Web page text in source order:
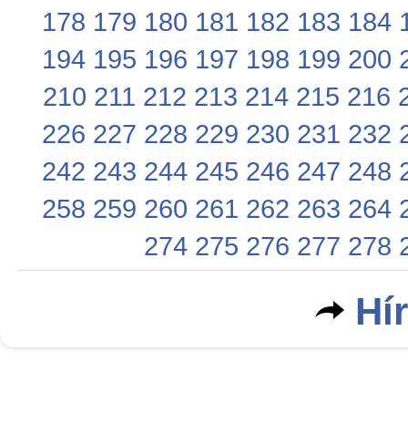
178 179 180 181 182 183 184
194 195 196 197 198 199 200
210 211 212 213 214 215 216
226 227 228 229 230 231 232
242 243 244 245 246 247 248
258 259 260 261 262 263 264
274 275 276 277 278